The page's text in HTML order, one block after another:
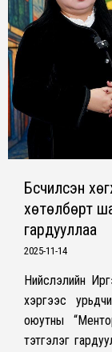
Бүсчилсэн
хөтөлбөрт
гардууллаа
2025-11-14
Нийслэлийн
хэргээс
оюутны
тэтгэлэг